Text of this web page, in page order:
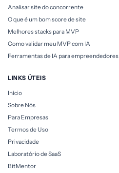
Analisar site do concorrente
O que é um bom score de site
Melhores stacks para MVP
Como validar meu MVP com IA
Ferramentas de IA para empreendedores
LINKS ÚTEIS
Início
Sobre Nós
Para Empresas
Termos de Uso
Privacidade
Laboratório de SaaS
BitMentor